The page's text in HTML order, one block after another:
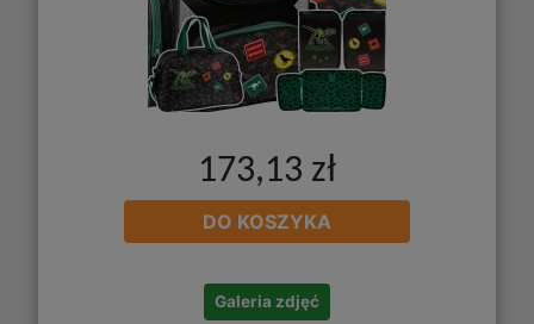
173,13 zł
DO KOSZYKA
Galeria zdjęć